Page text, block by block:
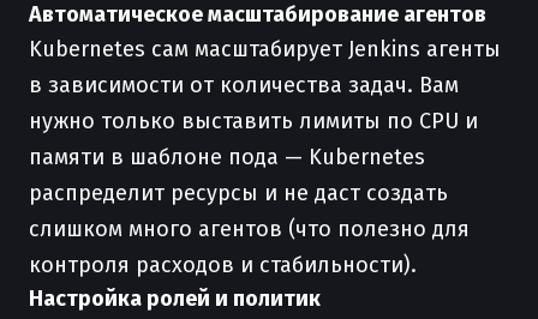
Автоматическое масштабирование агентов
Kubernetes сам масштабирует Jenkins агенты
в зависимости от количества задач. Вам
нужно только выставить лимиты по CPU и
памяти в шаблоне пода — Kubernetes
распределит ресурсы и не даст создать
слишком много агентов (что полезно для
контроля расходов и стабильности).
Настройка ролей и политик